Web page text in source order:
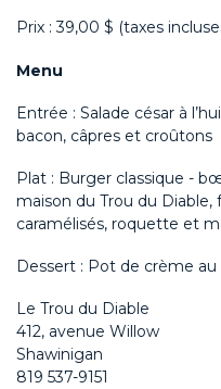
Prix : 39,00 $ (taxes
Menu
Entrée : Salade césar à
bacon, câpres et croûtons
Plat : Burger classique -
maison du Trou du
caramélisés, roquette et
Dessert : Pot de crème
Le Trou du Diable
412, avenue Willow
Shawinigan
819 537-9151